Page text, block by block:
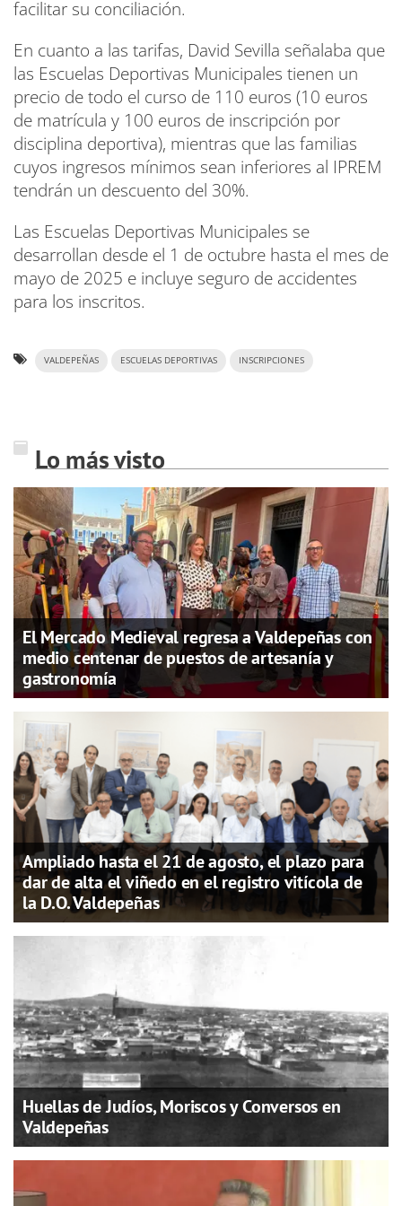
facilitar su conciliación.
En cuanto a las tarifas, David Sevilla señalaba que
las Escuelas Deportivas Municipales tienen un
precio de todo el curso de 110 euros (10 euros
de matrícula y 100 euros de inscripción por
disciplina deportiva), mientras que las familias
cuyos ingresos mínimos sean inferiores al IPREM
tendrán un descuento del 30%.
Las Escuelas Deportivas Municipales se
desarrollan desde el 1 de octubre hasta el mes de
mayo de 2025 e incluye seguro de accidentes
para los inscritos.
VALDEPEÑAS ESCUELAS DEPORTIVAS INSCRIPCIONES
Lo más visto
El Mercado Medieval regresa a Valdepeñas con
medio centenar de puestos de artesanía y
gastronomía
Ampliado hasta el 21 de agosto, el plazo para
dar de alta el viñedo en el registro vitícola de
la D.O. Valdepeñas
Huellas de Judíos, Moriscos y Conversos en
Valdepeñas